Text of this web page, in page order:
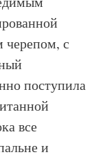
черепом, с
поступила
все
и